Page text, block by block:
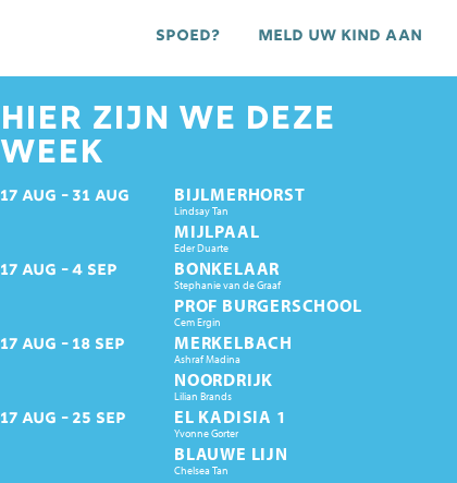
Meld uw kind aan
Spoed?
HIER ZIJN WE DEZE
WEEK
17 AUG 31 AUG BIJLMERHORST
Lindsay Tan
MIJLPAAL
Eder Duarte
17 AUG 4 SEP BONKELAAR
Stephanie van de Graaf
PROF BURGERSCHOOL
Cem Ergin
17 AUG 18 SEP MERKELBACH
Ashraf Madina
NOORDRIJK
Lilian Brands
17 AUG 25 SEP EL KADISIA 1
Yvonne Gorter
BLAUWE LIJN
Chelsea Tan